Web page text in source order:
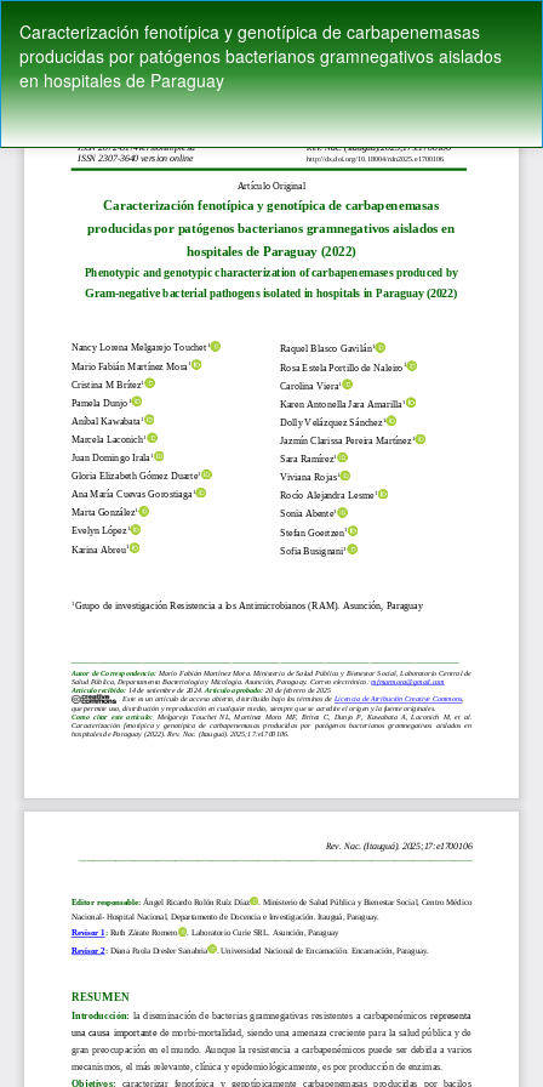
los
detalles
del
artículo
Caracterización fenotípica y genotípica de carbapenemasas
producidas por patógenos bacterianos gramnegativos aislados
en hospitales de Paraguay